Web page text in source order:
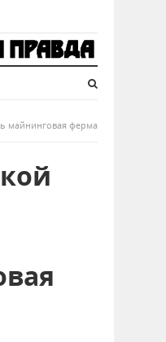
майнинговая ферма